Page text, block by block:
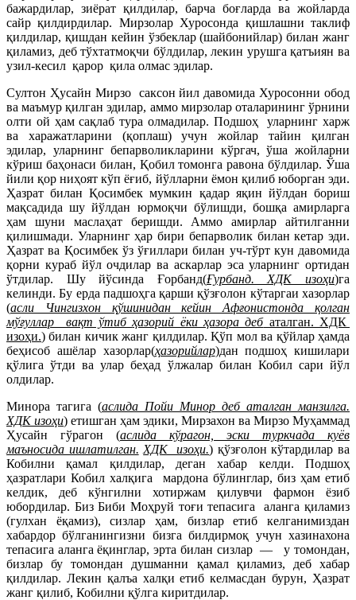
бажардилар, зиёрат қилдилар, барча боғларда ва жойларда
сайр қилдирдилар. Мирзолар Хуросонда қишлашни таклиф
қилдилар, қишдан кейин ўзбеклар (шайбонийлар) билан жанг
қиламиз, деб тўхтатмоқчи бўлдилар, лекин урушга қатъиян ва
узил-кесил қарор қила олмас эдилар.
Султон Ҳусайн Мирзо саксон йил давомида Хуросонни обод
ва маъмур қилган эдилар, аммо мирзолар оталарининг ўрнини
олти ой ҳам сақлаб тура олмадилар. Подшоҳ уларнинг харж
ва харажатларини (қоплаш) учун жойлар тайин қилган
эдилар, уларнинг бепарволикларини кўргач, ўша жойларни
кўриш баҳонаси билан, Қобил томонга равона бўлдилар. Ўша
йили қор ниҳоят кўп ёғиб, йўлларни ёмон қилиб юборган эди.
Ҳазрат билан Қосимбек мумкин қадар яқин йўлдан бориш
мақсадида шу йўлдан юрмоқчи бўлишди, бошқа амирларга
ҳам шуни маслаҳат беришди. Аммо амирлар айтилганни
қилишмади. Уларнинг ҳар бири бепарволик билан кетар эди.
Ҳазрат ва Қосимбек ўз ўғиллари билан уч-тўрт кун давомида
қорни кураб йўл очдилар ва аскарлар эса уларнинг ортидан
ўтдилар. Шу йўсинда Ғорбанд(Ғурбанд. ХДК изоҳи)га
келинди. Бу ерда падшоҳга қарши қўзғолон кўтаргаи хазорлар
(асли Чингизхон қўшинидан кейин Афғонистонда қолган
мўғуллар вақт ўтибҳазорий ёки ҳазора дебаталган. ХДК
изоҳи.) билан кичик жанг қилдилар. Қўп мол ва қўйлар ҳамда
беҳисоб ашёлар хазорлар(ҳазорийлар)дан подшоҳ кишилари
қўлига ўтди ва улар беҳад ўлжалар билан Кобил сари йўл
олдилар.
Минора тагига (аслида Пойи Минор деб аталган манзилга.
ХДК изоҳи) етишган ҳам эдики, Мирзахон ва Мирзо Муҳаммад
Ҳусайн гўрагон (аслида кўрагон, эски туркчада куёв
маъносида ишлатилган. ХДК изоҳи.) қўзғолон кўтардилар ва
Кобилни қамал қилдилар, деган хабар келди. Подшоҳ
ҳазратлари Кобил халқига мардона бўлинглар, биз ҳам етиб
келдик, деб кўнгилни хотиржам қилувчи фармон ёзиб
юбордилар. Биз Биби Моҳруй тоғи тепасига аланга қиламиз
(гулхан ёқамиз), сизлар ҳам, бизлар етиб келганимиздан
хабардор бўлганингизни бизга билдирмоқ учун хазинахона
тепасига аланга ёқинглар, эрта билан сизлар — у томондан,
бизлар бу томондан душманни қамал қиламиз, деб хабар
қилдилар. Лекин қалъа халқи етиб келмасдан бурун, Ҳазрат
жанг қилиб, Кобилни қўлга киритдилар.